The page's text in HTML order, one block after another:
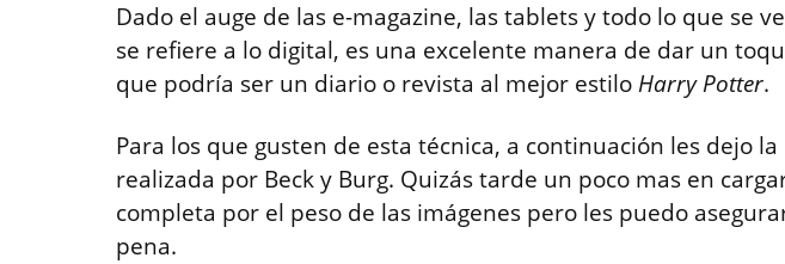
Dado el auge de las e-magazine, las tablets y todo lo que se
se refiere a lo digital, es una excelente manera de dar un
que podría ser un diario o revista al mejor estiloHarry Potter.
Para los que gusten de esta técnica, a continuación les dejo la
realizada por Beck y Burg. Quizás tarde un poco mas en
completa por el peso de las imágenes pero les puedo
pena.